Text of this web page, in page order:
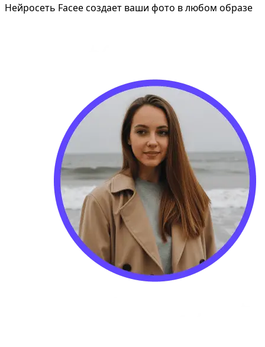
Нейросеть Facee создает ваши фото в любом образе